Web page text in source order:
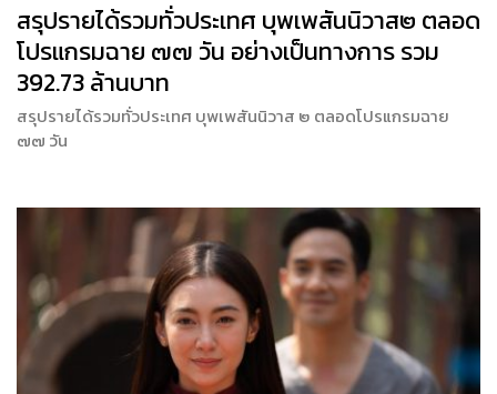
สรุปรายได้รวมทั่วประเทศ บุพเพสันนิวาส๒ ตลอด
โปรแกรมฉาย ๗๗ วัน อย่างเป็นทางการ รวม
392.73 ล้านบาท
สรุปรายได้รวมทั่วประเทศ บุพเพสันนิวาส ๒ ตลอดโปรแกรมฉาย
๗๗ วัน